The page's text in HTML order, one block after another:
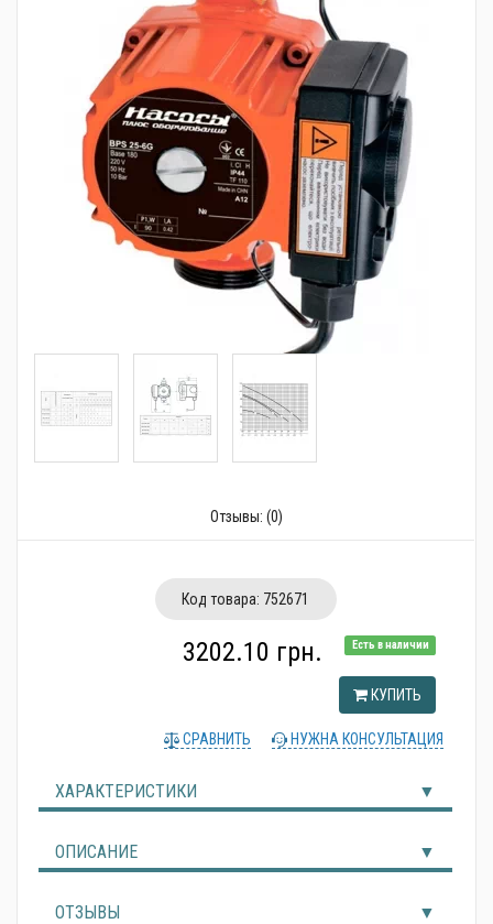
Отзывы: (0)
Код товара: 752671
Есть в наличии
3202.10 грн.
КУПИТЬ
СРАВНИТЬ НУЖНА КОНСУЛЬТАЦИЯ
ХАРАКТЕРИСТИКИ
ОПИСАНИЕ
ОТЗЫВЫ
Трубопроводная арматура
Канализация
Насосное оборудование
Теплый пол
Стабилизаторы, аккумуляторы, генераторы
Альтернативные источники энергии